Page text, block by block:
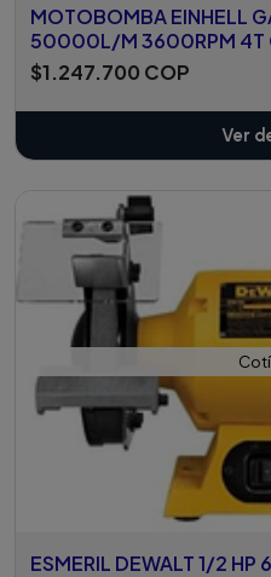
MOTOBOMBA EINHELL
50000L/M 3600RPM
$1.247.700 COP
Ver
ESMERIL DEWALT 1/2